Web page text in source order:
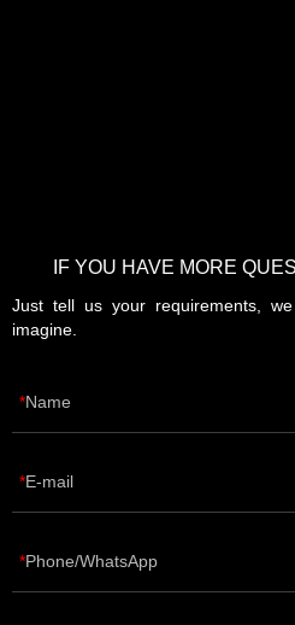
IF YOU HAVE MORE
Just tell us your requirements,
imagine.
Name
E-mail
Phone/WhatsApp